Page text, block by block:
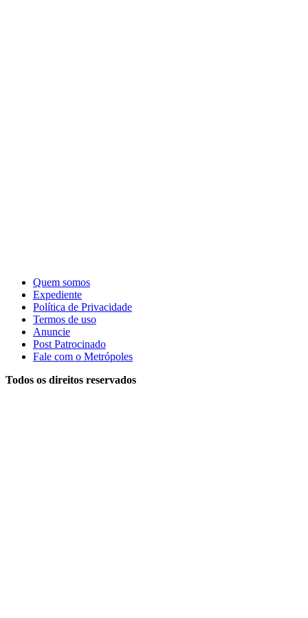
Quem somos
Expediente
Política de Privacidade
Termos de uso
Anuncie
Post Patrocinado
Fale com o Metrópoles
Todos os direitos reservados